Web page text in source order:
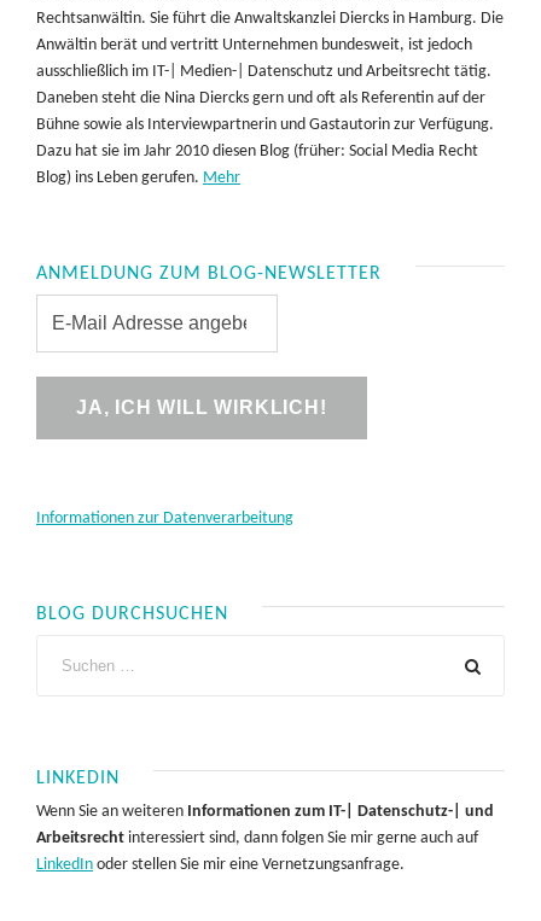
Rechtsanwältin. Sie führt die Anwaltskanzlei Diercks in Hamburg. Die
Anwältin berät und vertritt Unternehmen bundesweit, ist jedoch
ausschließlich im IT-| Medien-| Datenschutz und Arbeitsrecht tätig.
Daneben steht die Nina Diercks gern und oft als Referentin auf der
Bühne sowie als Interviewpartnerin und Gastautorin zur Verfügung.
Dazu hat sie im Jahr 2010 diesen Blog (früher: Social Media Recht
Blog) ins Leben gerufen. Mehr
ANMELDUNG ZUM BLOG-NEWSLETTER
Informationen zur Datenverarbeitung
BLOG DURCHSUCHEN
LINKEDIN
Wenn Sie an weiteren Informationen zum IT-| Datenschutz-| und
Arbeitsrecht interessiert sind, dann folgen Sie mir gerne auch auf
LinkedIn oder stellen Sie mir eine Vernetzungsanfrage.